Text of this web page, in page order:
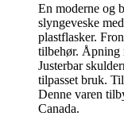
En moderne og
slyngeveske
plastflasker.
tilbehør. Åpning
Justerbar
tilpasset bruk.
Denne varen
Canada.